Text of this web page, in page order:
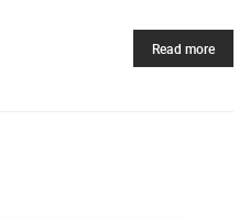
Read more